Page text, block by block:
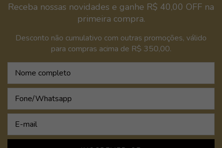
Receba nossas novidades e ganhe R$ 40,00 OFF na
primeira compra.
Desconto não cumulativo com outras promoções, válido
para compras acima de R$ 350,00.